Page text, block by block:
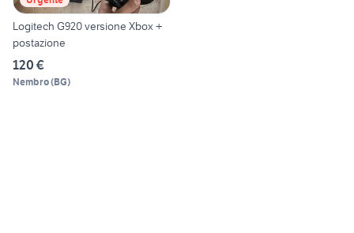
Logitech G920 versione Xbox +
postazione
120 €
Nembro(BG)